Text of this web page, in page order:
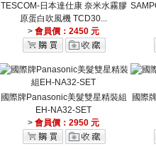
TESCOM-日本達仕康 奈米水霧膠
原蛋白吹風機 TCD30...
>會員價：2450 元
國際牌Panasonic美髮雙星精裝組
EH-NA32-SET
>會員價：2950 元
國際